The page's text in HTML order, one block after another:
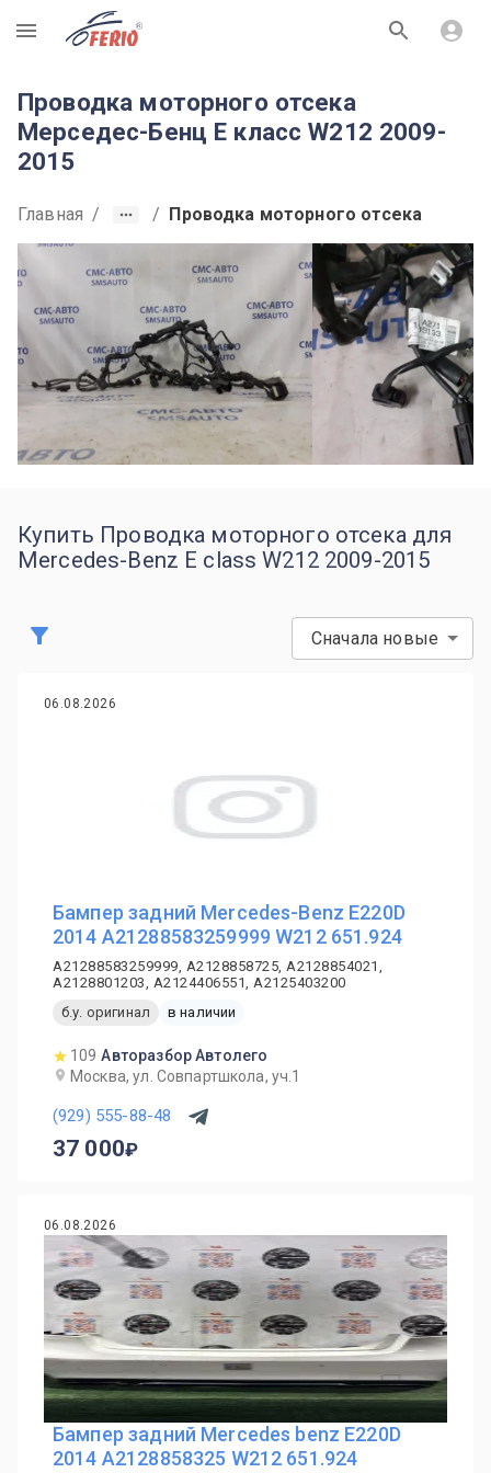
R
Проводка моторного отсека
Мерседес-Бенц Е класс W212 2009-
2015
Главная / / Проводка моторного отсека
Купить Проводка моторного отсека для
Mercedes-Benz E class W212 2009-2015
Сначала новые
06.08.2026
Бампер задний Mercedes-Benz E220D
2014 A21288583259999 W212 651.924
A21288583259999, A2128858725, A2128854021,
A2128801203, A2124406551, A2125403200
б.у. оригинал
в наличии
109 Авторазбор Автолего
Москва, ул. Совпартшкола, уч.1
(929) 555-88-48
37 000
06.08.2026
Бампер задний Mercedes benz E220D
2014 A2128858325 W212 651.924